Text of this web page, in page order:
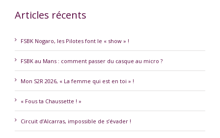
Articles récents
FSBK Nogaro, les Pilotes font le « show » !
FSBK au Mans : comment passer du casque au micro ?
Mon S2R 2026, « La femme qui est en toi » !
« Fous ta Chaussette ! »
Circuit d’Alcarras, impossible de s’évader !